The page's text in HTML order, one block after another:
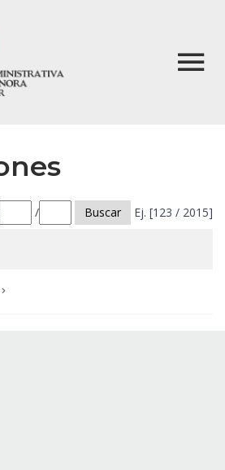
/ Buscar Ej. [123 / 2015]